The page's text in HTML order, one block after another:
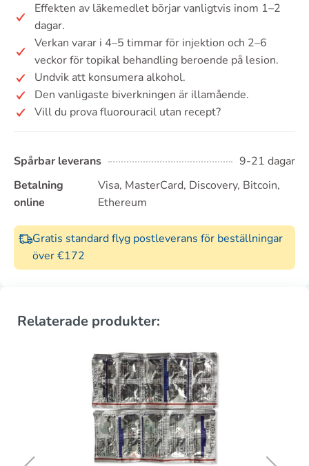
Effekten av läkemedlet börjar vanligtvis inom 1–2
dagar.
Verkan varar i 4–5 timmar för injektion och 2–6
veckor för topikal behandling beroende på lesion.
Undvik att konsumera alkohol.
Den vanligaste biverkningen är illamående.
Vill du prova fluorouracil utan recept?
Spårbar leverans
9-21 dagar
Betalning
online
Visa, MasterCard, Discovery, Bitcoin,
Ethereum
Gratis standard flyg postleverans för beställningar
över €172
Relaterade produkter:
Aldara